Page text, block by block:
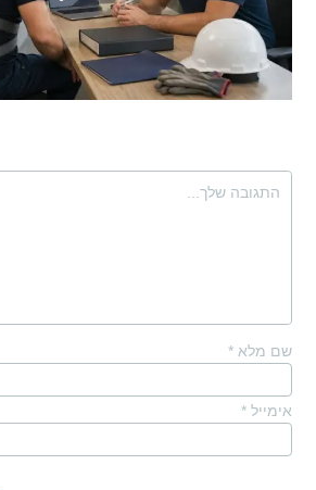
שם מלא *
אימייל *